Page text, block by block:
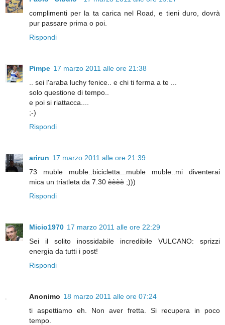
complimenti per la ta carica nel Road, e tieni duro, dovrà
pur passare prima o poi.
Rispondi
Pimpe 17 marzo 2011 alle ore 21:38
.. sei l'araba luchy fenice.. e chi ti ferma a te ...
solo questione di tempo..
e poi si riattacca....
;-)
Rispondi
arirun 17 marzo 2011 alle ore 21:39
73 muble muble..bicicletta...muble muble..mi diventerai
mica un triatleta da 7.30 èèèè ;)))
Rispondi
Micio1970 17 marzo 2011 alle ore 22:29
Sei il solito inossidabile incredibile VULCANO: sprizzi
energia da tutti i post!
Rispondi
Anonimo 18 marzo 2011 alle ore 07:24
ti aspettiamo eh. Non aver fretta. Si recupera in poco
tempo.